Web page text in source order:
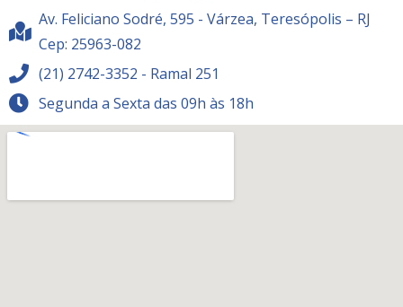
Av. Feliciano Sodré, 595 - Várzea, Teresópolis – RJ
Cep: 25963-082
(21) 2742-3352 - Ramal 251
Segunda a Sexta das 09h às 18h